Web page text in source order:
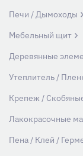
Печи / Дымоходы
Мебельный щит
Деревянные
Утеплитель /
Крепеж /
Лакокрасочные
Пена / Клей /